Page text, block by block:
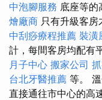
中泡腳服務 底座等的
燴廠商 只有升級客房
中刮痧療程推薦 裝潢
計，每間客房均配有
月子中心 搬家公司
台北牙醫推薦 等。
直接通往市中心的高